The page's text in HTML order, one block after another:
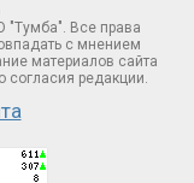
"Тумба". Все права
с мнением
материалов сайта
согласия редакции.